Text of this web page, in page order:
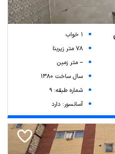
1 خواب
78 متر زیربنا
-- متر زمین
سال ساخت 1380
شماره طبقه: 9
آسانسور: دارد